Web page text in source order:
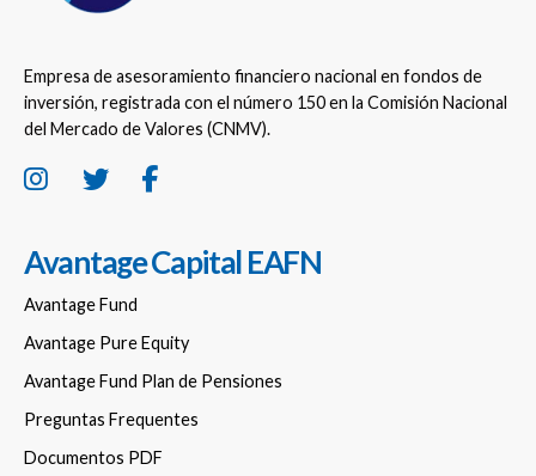
Empresa de asesoramiento financiero nacional en fondos de
inversión, registrada con el número 150 en la Comisión Nacional
del Mercado de Valores (CNMV).
Avantage Capital EAFN
Avantage Fund
Avantage Pure Equity
Avantage Fund Plan de Pensiones
Preguntas Frequentes
Documentos PDF